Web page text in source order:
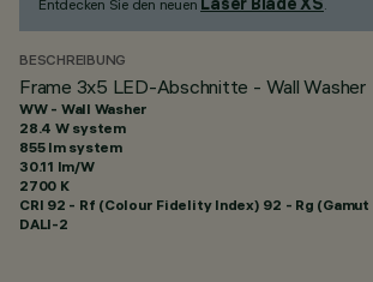
Entdecken Sie den neuen
.
BESCHREIBUNG
Frame 3x5 LED-Abschnitte - Wall Washer
WW - Wall Washer
28.4 W system
855 lm system
30.11 lm/W
2700 K
CRI 92 - Rf (Colour Fidelity Index) 92 - Rg (Gamut
DALI-2